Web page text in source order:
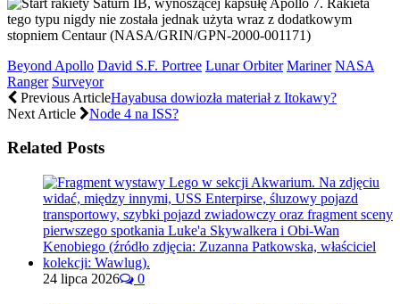
Beyond Apollo David S.F. Portree Lunar Orbiter Mariner NASA
Ranger Surveyor
Previous ArticleHayabusa dowiozła materiał z Itokawy?
Next Article
Node 4 na ISS?
Related Posts
24 lipca 2026 0